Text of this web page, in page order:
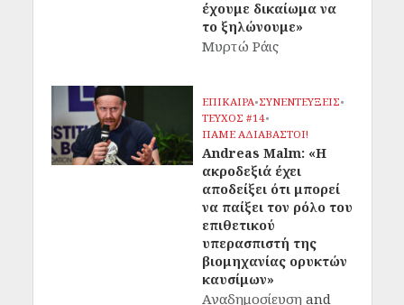
έχουμε δικαίωμα να
το ξηλώνουμε»
Μυρτώ Ράις
ΕΠΙΚΑΙΡΑ•ΣΥΝΕΝΤΕΥΞΕΙΣ•
ΤΕΥΧΟΣ #14•
ΠΑΜΕ ΑΔΙΑΒΑΣΤΟΙ!
Andreas Malm: «Η
ακροδεξιά έχει
αποδείξει ότι μπορεί
να παίξει τον ρόλο του
επιθετικού
υπερασπιστή της
βιομηχανίας ορυκτών
καυσίμων»
Αναδημοσίευση and